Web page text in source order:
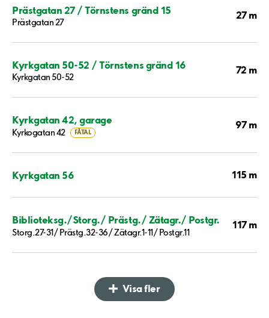
Prästgatan 27 / Törnstens gränd 15
Prästgatan 27
27 m
Kyrkgatan 50-52 / Törnstens gränd 16
Kyrkgatan 50-52
72 m
Kyrkgatan 42, garage
Kyrkogatan 42 FÅTAL
97 m
Kyrkgatan 56 115 m
Biblioteksg./Storg./ Prästg./ Zätagr./ Postgr.
Storg.27-31/ Prästg.32-36/ Zätagr.1-11/ Postgr.11
117 m
Visa fler